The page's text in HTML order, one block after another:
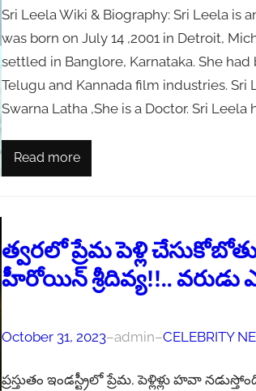
Sri Leela Wiki & Biography: Sri Leela is
was born on July 14 ,2001 in Detroit,
settled in Banglore, Karnataka. She
Telugu and Kannada film industries. Sri
Swarna Latha ,She is a Doctor. Sri Leela
Read more
త్వరలో ప్రేమ పెళ్లి
హీరోయిన్ శ్రీదివ్య!!.. వరుడు
October 31, 2023–admin–CELEBRITY
ప్రస్తుతం ఇండస్ట్రీలో ప్రేమ, పెళ్లిళ్లు హవా